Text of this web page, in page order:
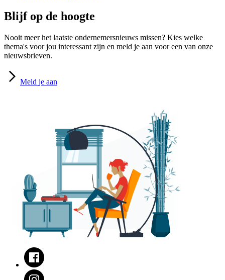
Blijf op de hoogte
Nooit meer het laatste ondernemersnieuws missen? Kies welke
thema's voor jou interessant zijn en meld je aan voor een van onze
nieuwsbrieven.
Meld je aan
Facebook
Instagram